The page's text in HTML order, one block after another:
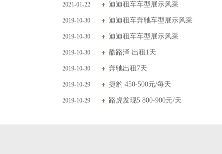
2021-01-22 迪迪租车车型展示风采
2019-10-30 迪迪租车奔驰车型展示风采
2019-10-30 迪迪租车车型展示风采
2019-10-30 酷路泽 出租1天
2019-10-30 奔驰出租7天
2019-10-29 捷豹 450-500元/每天
2019-10-29 路虎发现5 800-900元/天